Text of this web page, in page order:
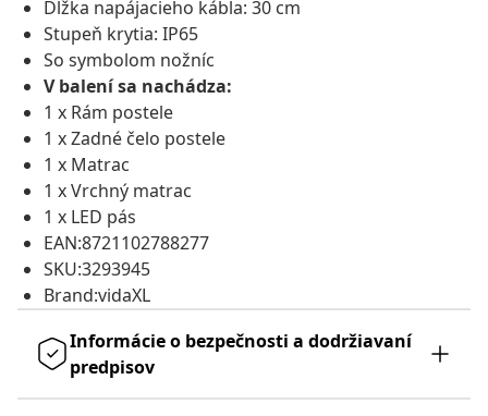
Dĺžka napájacieho kábla: 30 cm
Stupeň krytia: IP65
So symbolom nožníc
V balení sa nachádza:
1 x Rám postele
1 x Zadné čelo postele
1 x Matrac
1 x Vrchný matrac
1 x LED pás
EAN:8721102788277
SKU:3293945
Brand:vidaXL
Informácie o bezpečnosti a dodržiavaní
predpisov